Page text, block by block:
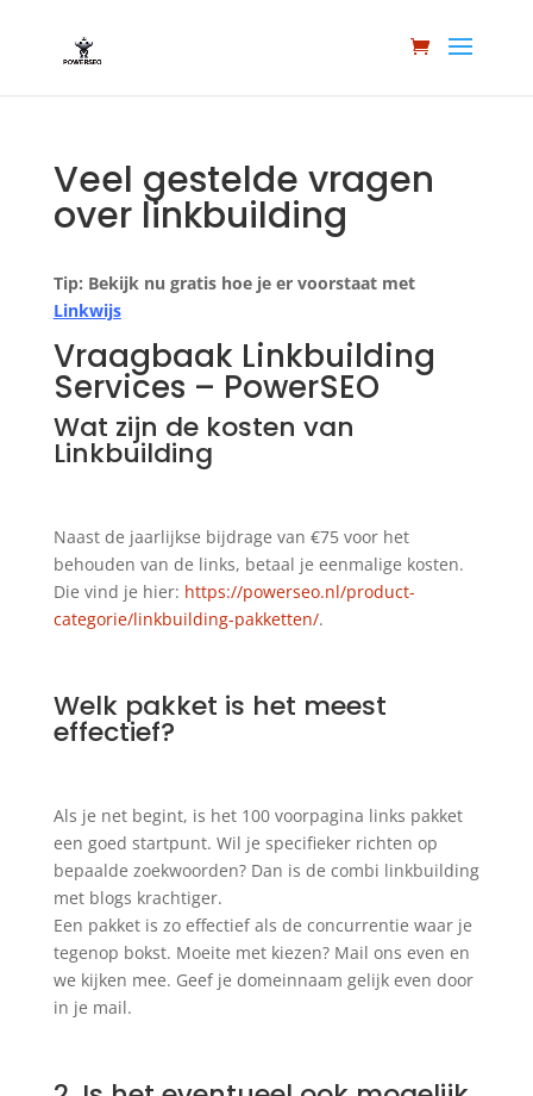
Veel gestelde vragen
over linkbuilding
Tip: Bekijk nu gratis hoe je er voorstaat met
Linkwijs
Vraagbaak Linkbuilding
Services – PowerSEO
Wat zijn de kosten van
Linkbuilding
Naast de jaarlijkse bijdrage van €75 voor het
behouden van de links, betaal je eenmalige kosten.
Die vind je hier: https://powerseo.nl/product-
categorie/linkbuilding-pakketten/.
Welk pakket is het meest
effectief?
Als je net begint, is het 100 voorpagina links pakket
een goed startpunt. Wil je specifieker richten op
bepaalde zoekwoorden? Dan is de combi linkbuilding
met blogs krachtiger.
Een pakket is zo effectief als de concurrentie waar je
tegenop bokst. Moeite met kiezen? Mail ons even en
we kijken mee. Geef je domeinnaam gelijk even door
in je mail.